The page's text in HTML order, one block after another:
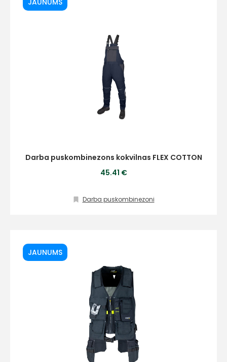
JAUNUMS
Darba puskombinezons kokvilnas FLEX COTTON
45.41 €
Darba puskombinezoni
JAUNUMS
Sazinies
mums!
Atbildēsim
ātrāk
E-pasts
Kontakttālrunis
+